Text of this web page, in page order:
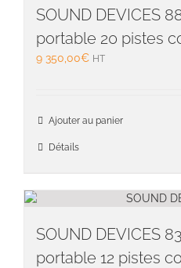
SOUND DEVICES
portable 20 pistes
9 350,00€ HT
Ajouter au panier
Détails
SOUND DEVICES
portable 12 pistes